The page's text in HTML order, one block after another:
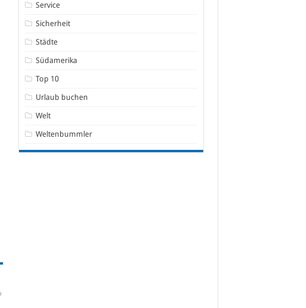
Service
Sicherheit
Städte
Südamerika
Top 10
Urlaub buchen
Welt
Weltenbummler